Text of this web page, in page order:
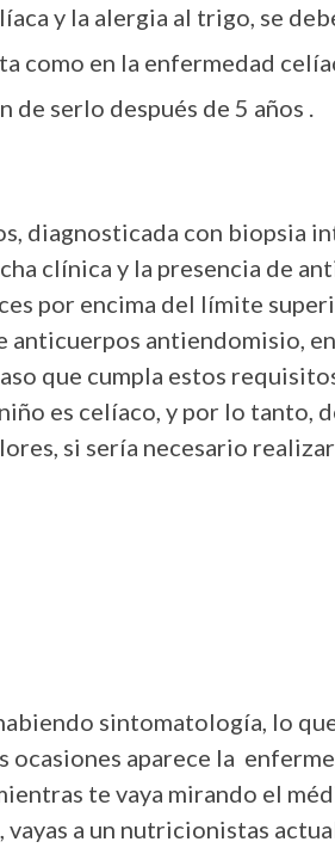
y la alergia al trigo, se
como en la enfermedad
serlo después de 5 años .
diagnosticada con biopsia
clínica y la presencia de
por encima del límite
antiendomisio,
que cumpla estos
es celíaco, y por lo tanto,
si sería necesario
sintomatología, lo
ocasiones aparece la
te vaya mirando el
a un nutricionistas